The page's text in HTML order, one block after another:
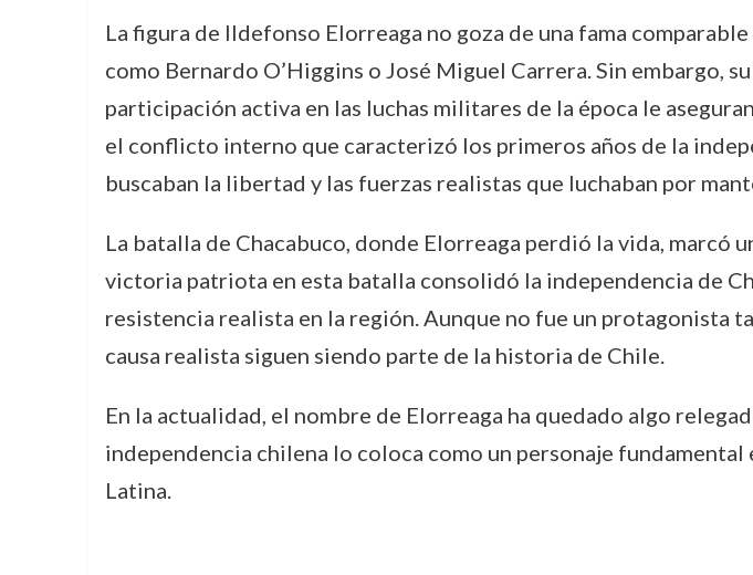
La figura de Ildefonso Elorreaga no goza de una fama
como Bernardo O’Higgins o José Miguel Carrera. Sin embargo,
participación activa en las luchas militares de la época le
el conflicto interno que caracterizó los primeros años de la
buscaban la libertad y las fuerzas realistas que luchaban por
La batalla de Chacabuco, donde Elorreaga perdió la vida, marcó
victoria patriota en esta batalla consolidó la independencia de
resistencia realista en la región. Aunque no fue un protagonista
causa realista siguen siendo parte de la historia de Chile.
En la actualidad, el nombre de Elorreaga ha quedado algo
independencia chilena lo coloca como un personaje
Latina.